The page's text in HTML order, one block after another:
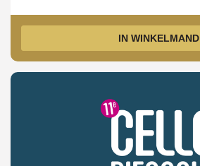
IN WINKELMAND